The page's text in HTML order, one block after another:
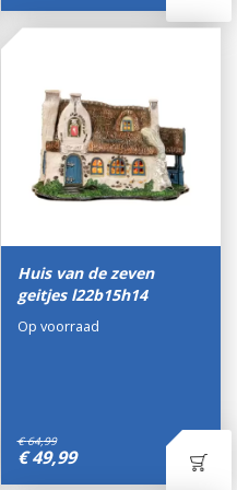
Huis van de zeven
geitjes l22b15h14
€ 64,99
€ 49,99
Op voorraad